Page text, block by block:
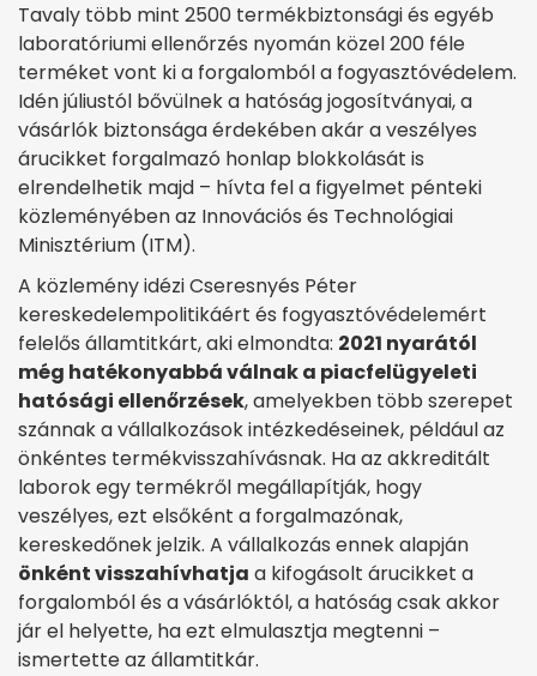
Tavaly több mint 2500 termékbiztonsági és egyéb
laboratóriumi ellenőrzés nyomán közel 200 féle
terméket vont ki a forgalomból a fogyasztóvédelem.
Idén júliustól bővülnek a hatóság jogosítványai, a
vásárlók biztonsága érdekében akár a veszélyes
árucikket forgalmazó honlap blokkolását is
elrendelhetik majd – hívta fel a figyelmet pénteki
közleményében az Innovációs és Technológiai
Minisztérium (ITM).
A közlemény idézi Cseresnyés Péter
kereskedelempolitikáért és fogyasztóvédelemért
felelős államtitkárt, aki elmondta: 2021 nyarától
még hatékonyabbá válnak a piacfelügyeleti
hatósági ellenőrzések, amelyekben több szerepet
szánnak a vállalkozások intézkedéseinek, például az
önkéntes termékvisszahívásnak. Ha az akkreditált
laborok egy termékről megállapítják, hogy
veszélyes, ezt elsőként a forgalmazónak,
kereskedőnek jelzik. A vállalkozás ennek alapján
önként visszahívhatja a kifogásolt árucikket a
forgalomból és a vásárlóktól, a hatóság csak akkor
jár el helyette, ha ezt elmulasztja megtenni –
ismertette az államtitkár.